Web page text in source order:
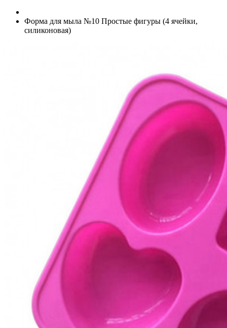
Форма для мыла №10 Простые фигуры (4 ячейки,
силиконовая)